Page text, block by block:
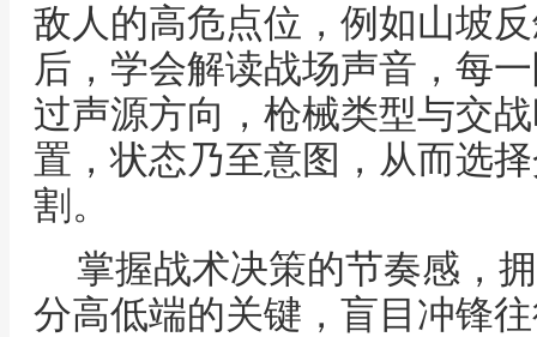
敌人的高危点位，例如山坡
后，学会解读战场声音，每
过声源方向，枪械类型与交
置，状态乃至意图，从而选
割。
掌握战术决策的节奏感，
分高低端的关键，盲目冲锋